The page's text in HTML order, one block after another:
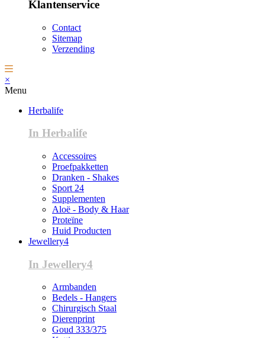
Klantenservice
Contact
Sitemap
Verzending
×
Menu
Herbalife
In Herbalife
Accessoires
Proefpakketten
Dranken - Shakes
Sport 24
Supplementen
Aloë - Body & Haar
Proteïne
Huid Producten
Jewellery4
In Jewellery4
Armbanden
Bedels - Hangers
Chirurgisch Staal
Dierenprint
Goud 333/375